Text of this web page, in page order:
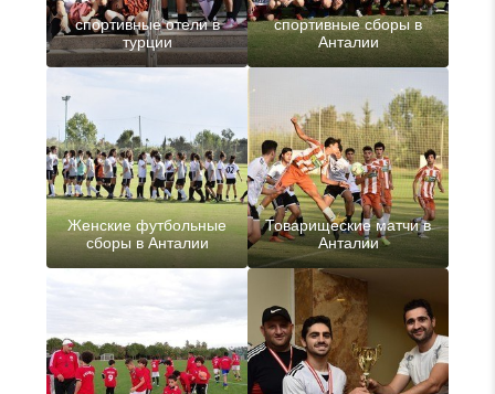
спортивные отели в
турции
спортивные сборы в
Анталии
Женские футбольные
сборы в Анталии
Товарищеские матчи в
Анталии